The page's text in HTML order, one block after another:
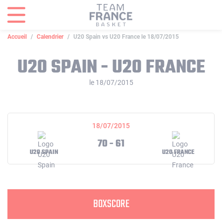
Accueil Calendrier U20 Spain vs U20 France le 18/07/2015
U20 SPAIN - U20 FRANCE
le 18/07/2015
18/07/2015
U20 SPAIN
70 - 61
U20 FRANCE
BOXSCORE
Panneau de gestion des cookies